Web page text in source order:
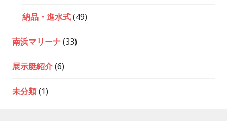
納品・進水式(49)
南浜マリーナ(33)
展示艇紹介(6)
未分類(1)